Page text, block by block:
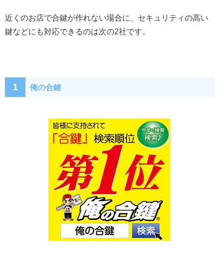
近くのお店で合鍵が作れない場合に、セキュリティの高い
鍵などにも対応できるのは次の2社です。
1 俺の合鍵